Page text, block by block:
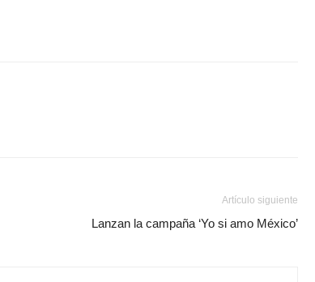
Artículo siguiente
Lanzan la campaña ‘Yo si amo México’